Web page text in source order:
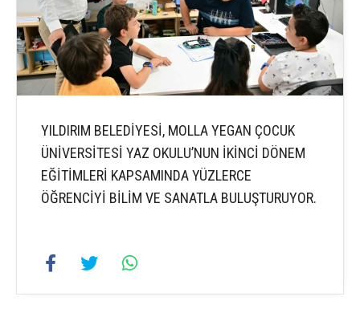
YILDIRIM BELEDİYESİ, MOLLA YEGAN ÇOCUK
ÜNİVERSİTESİ YAZ OKULU’NUN İKİNCİ DÖNEM
EĞİTİMLERİ KAPSAMINDA YÜZLERCE
ÖĞRENCİYİ BİLİM VE SANATLA BULUŞTURUYOR.